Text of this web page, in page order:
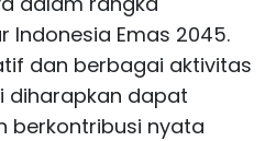
Indonesia Emas 2045.
dan berbagai aktivitas
diharapkan dapat
berkontribusi nyata